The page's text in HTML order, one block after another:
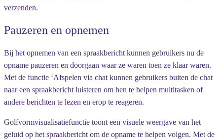
verzenden.
Pauzeren en opnemen
Bij het opnemen van een spraakbericht kunnen gebruikers nu de
opname pauzeren en doorgaan waar ze waren toen ze klaar waren.
Met de functie ‘Afspelen via chat kunnen gebruikers buiten de chat
naar een spraakbericht luisteren om hen te helpen multitasken of
andere berichten te lezen en erop te reageren.
Golfvormvisualisatiefunctie toont een visuele weergave van het
geluid op het spraakbericht om de opname te helpen volgen. Met de